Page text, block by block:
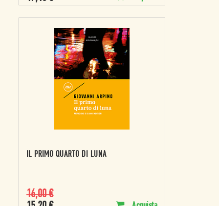
IL PRIMO QUARTO DI LUNA
16,00€